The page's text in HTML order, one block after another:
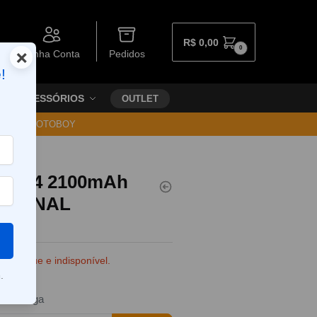
Minha Conta Pedidos
R$ 0,00 0
ACESSÓRIOS OUTLET
VIA MOTOBOY
2100mAh
estoque e indisponível.
entrega
×